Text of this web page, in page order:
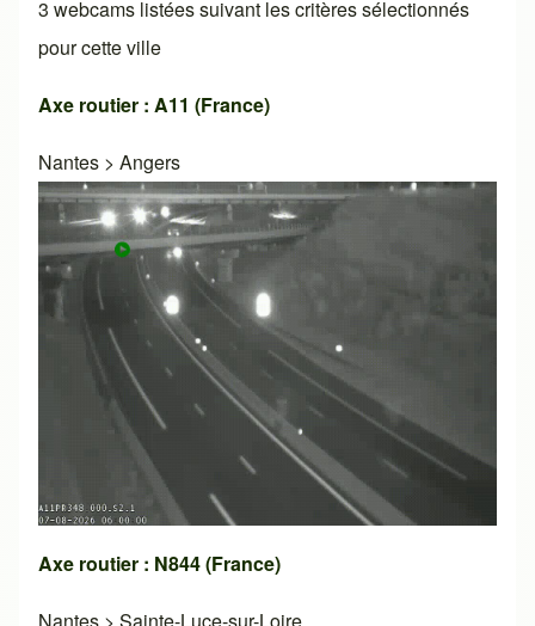
3 webcams listées suivant les critères sélectionnés
pour cette ville
Axe routier : A11 (France)
Nantes > Angers
Axe routier : N844 (France)
Nantes > Sainte-Luce-sur-Loire